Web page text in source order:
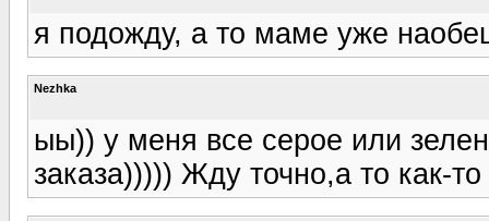
я подожду, а то маме уже
Nezhka
ыы)) у меня все серое или
заказа))))) Жду точно,а то как-